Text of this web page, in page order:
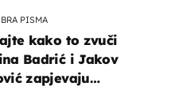
PISMA
kako to zvuči
Badrić i Jakov
zapjevaju